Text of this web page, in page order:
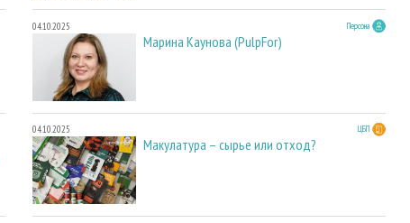
04.10.2025 Персона
Марина Каунова (PulpFor)
04.10.2025 ЦБП
Макулатура – сырье или отход?